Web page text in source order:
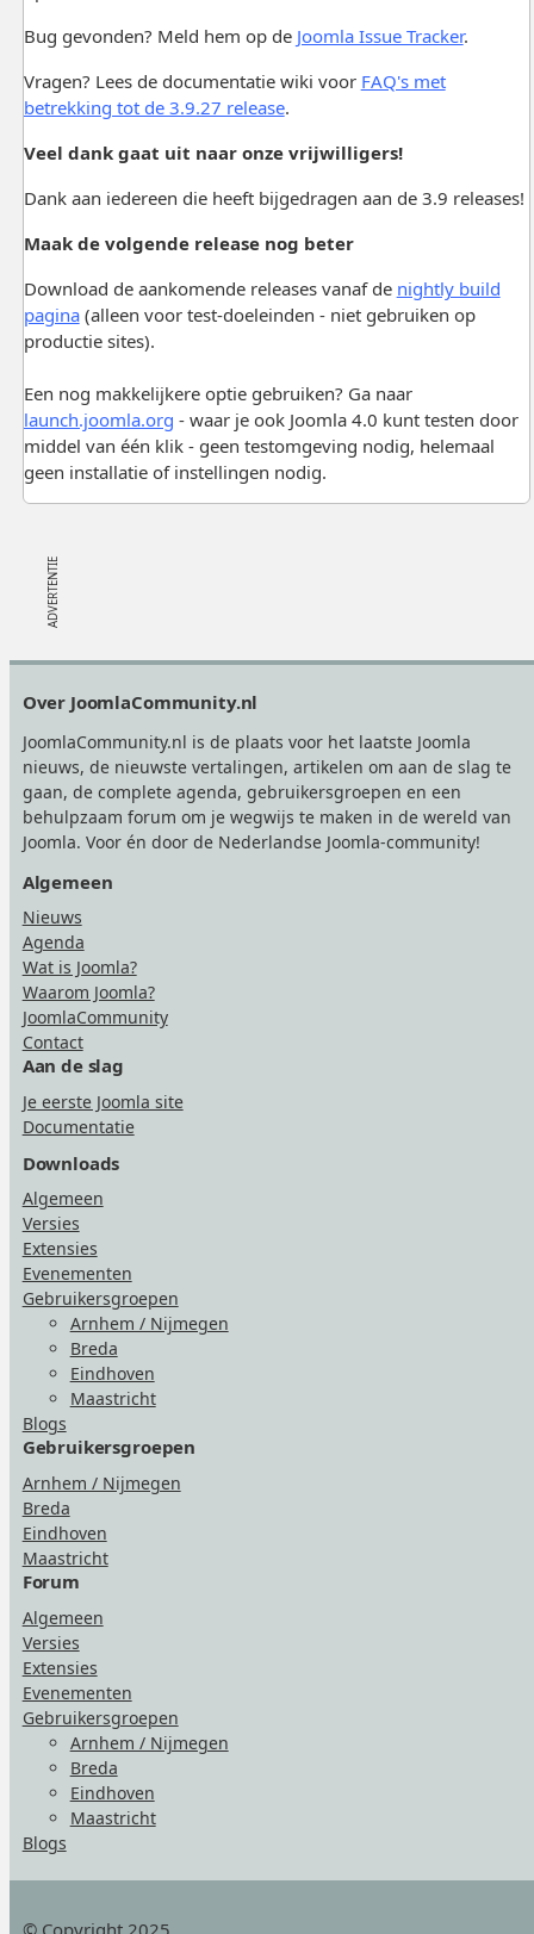
Bug gevonden? Meld hem op de Joomla Issue Tracker.
Vragen? Lees de documentatie wiki voor FAQ's met
betrekking tot de 3.9.27 release.
Veel dank gaat uit naar onze vrijwilligers!
Dank aan iedereen die heeft bijgedragen aan de 3.9 releases!
Maak de volgende release nog beter
Download de aankomende releases vanaf de nightly build
pagina(alleen voor test-doeleinden - niet gebruiken op
productie sites).
Een nog makkelijkere optie gebruiken? Ga naar
launch.joomla.org - waar je ook Joomla 4.0 kunt testen door
middel van één klik - geen testomgeving nodig, helemaal
geen installatie of instellingen nodig.
Over JoomlaCommunity.nl
JoomlaCommunity.nl is de plaats voor het laatste Joomla
nieuws, de nieuwste vertalingen, artikelen om aan de slag te
gaan, de complete agenda, gebruikersgroepen en een
behulpzaam forum om je wegwijs te maken in de wereld van
Joomla. Voor én door de Nederlandse Joomla-community!
Algemeen
Nieuws
Agenda
Wat is Joomla?
Waarom Joomla?
JoomlaCommunity
Contact
Aan de slag
Je eerste Joomla site
Documentatie
Downloads
Algemeen
Versies
Extensies
Evenementen
Gebruikersgroepen
Arnhem / Nijmegen
Breda
Eindhoven
Maastricht
Blogs
Gebruikersgroepen
Arnhem / Nijmegen
Breda
Eindhoven
Maastricht
Forum
Algemeen
Versies
Extensies
Evenementen
Gebruikersgroepen
Arnhem / Nijmegen
Breda
Eindhoven
Maastricht
Blogs
© Copyright 2025